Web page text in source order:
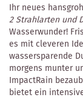
Ihr neues
2 Strahlarten und
Wasserwunder!
es mit cleveren
wassersparende
morgens munter
ImpactRain
bietet ein